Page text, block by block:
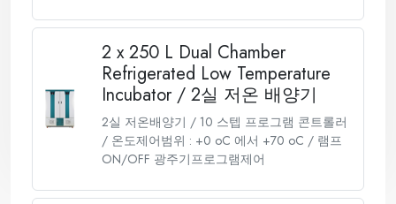
2 x 250 L Dual Chamber
Refrigerated Low Temperature
Incubator / 2실 저온 배양기
2실 저온배양기 / 10 스텝 프로그램 콘트롤러
/ 온도제어범위 : +0 oC 에서 +70 oC / 램프
ON/OFF 광주기프로그램제어